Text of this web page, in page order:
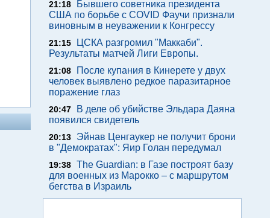
21:18
Бывшего советника президента
США по борьбе с COVID Фаучи признали
виновным в неуважении к Конгрессу
21:15
ЦСКА разгромил "Маккаби".
Результаты матчей Лиги Европы.
21:08
После купания в Кинерете у двух
человек выявлено редкое паразитарное
поражение глаз
20:47
В деле об убийстве Эльдара Даяна
появился свидетель
20:13
Эйнав Ценгаукер не получит брони
в "Демократах": Яир Голан передумал
19:38 The Guardian: в Газе построят базу
для военных из Марокко – с маршрутом
бегства в Израиль